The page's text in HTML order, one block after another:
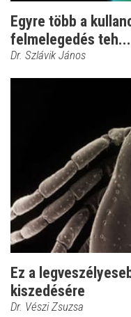
Egyre több a
felmelegedés teh...
Dr. Szlávik János
Ez a
kiszedésére
Dr. Vészi Zsuzsa